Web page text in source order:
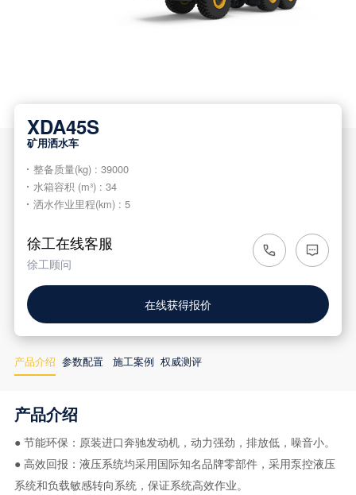
XDA45S
矿用洒水车
整备质量(kg) : 39000
水箱容积 (m³) : 34
洒水作业里程(km) : 5
徐工在线客服
徐工顾问
在线获得报价
产品介绍 参数配置 施工案例 权威测评
产品介绍
● 节能环保：原装进口奔驰发动机，动力强劲，排放低，噪音小。
● 高效回报：液压系统均采用国际知名品牌零部件，采用泵控液压
系统和负载敏感转向系统，保证系统高效作业。